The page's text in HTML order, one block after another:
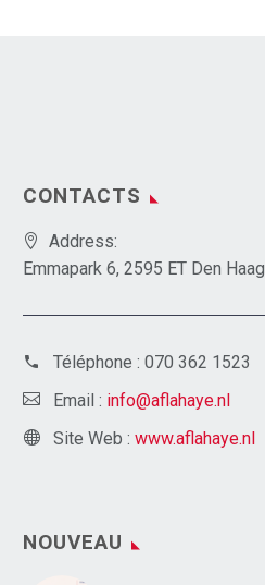
CONTACTS
Address:
Emmapark 6, 2595 ET Den Haag
Téléphone : 070 362 1523
Email : info@aflahaye.nl
Site Web : www.aflahaye.nl
NOUVEAU